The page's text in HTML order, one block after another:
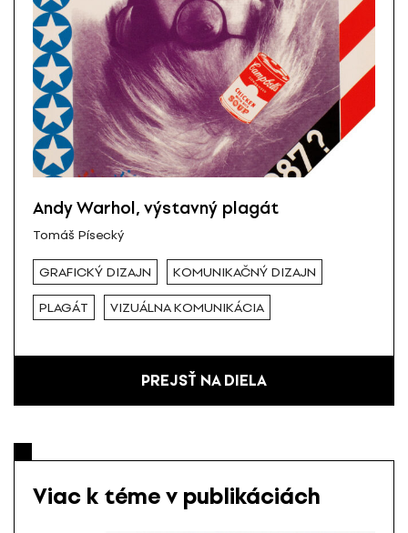
Andy Warhol, výstavný plagát
Tomáš Písecký
GRAFICKÝ DIZAJN KOMUNIKAČNÝ DIZAJN
PLAGÁT VIZUÁLNA KOMUNIKÁCIA
PREJSŤ NA DIELA
Viac k téme v publikáciách